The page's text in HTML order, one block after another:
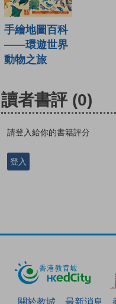
手繪地圖百科
——環遊世界
動物之旅
讀者書評 (0)
請登入給你的書籍評分
登入